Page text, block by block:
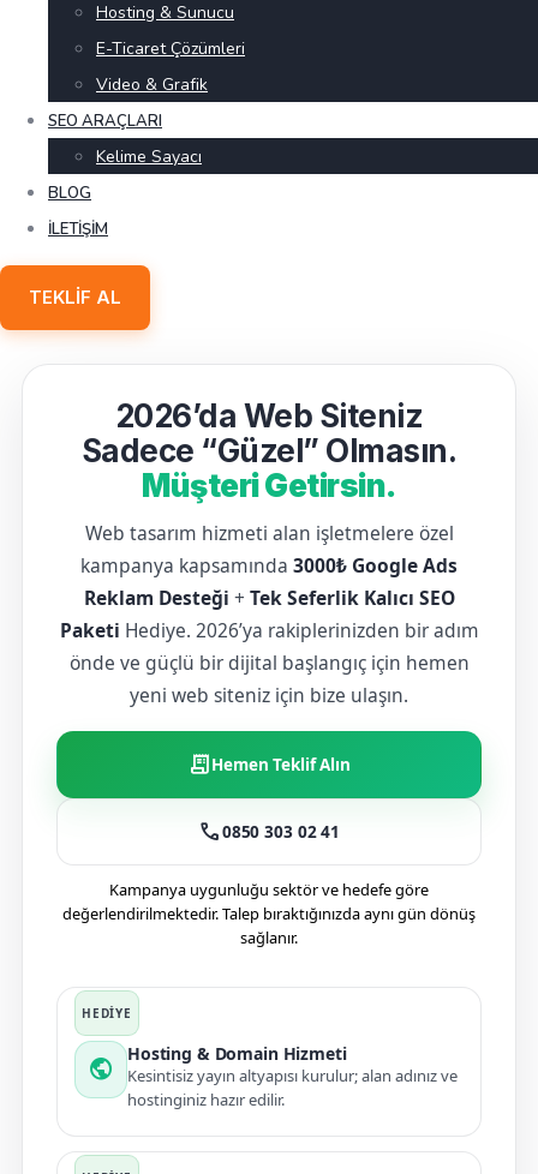
Hosting & Sunucu
E-Ticaret Çözümleri
Video & Grafik
SEO ARAÇLARI
Kelime Sayacı
BLOG
İLETIŞIM
TEKLIF AL
2026’da Web Siteniz
Sadece “Güzel” Olmasın.
Müşteri Getirsin.
Web tasarım hizmeti alan işletmelere özel
kampanya kapsamında 3000₺ Google Ads
Reklam Desteği + Tek Seferlik Kalıcı SEO
Paketi Hediye. 2026’ya rakiplerinizden bir adım
önde ve güçlü bir dijital başlangıç için hemen
yeni web siteniz için bize ulaşın.
receipt_longHemen Teklif Alın
call0850 303 02 41
Kampanya uygunluğu sektör ve hedefe göre
değerlendirilmektedir. Talep bıraktığınızda aynı gün dönüş
sağlanır.
public
Hosting & Domain Hizmeti
Kesintisiz yayın altyapısı kurulur; alan adınız ve
hostinginiz hazır edilir.